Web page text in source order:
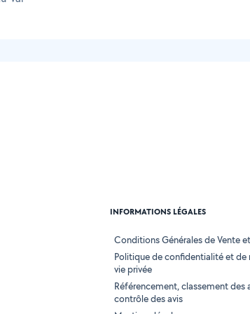
INFORMATIONS LÉGALES
Conditions Générales de Vente
Politique de confidentialité et de
vie privée
Référencement, classement des
contrôle des avis